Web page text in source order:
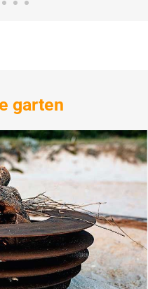
garten